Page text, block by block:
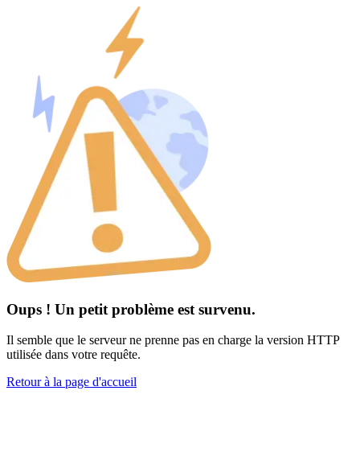
Oups ! Un petit problème est survenu.
Il semble que le serveur ne prenne pas en charge la version HTTP
utilisée dans votre requête.
Retour à la page d'accueil